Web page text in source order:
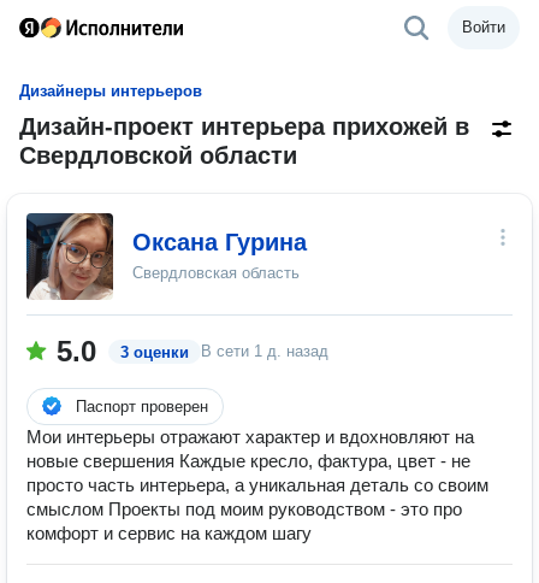
Войти
Дизайнеры интерьеров
Дизайн-проект интерьера прихожей в
Свердловской области
Оксана Гурина
Свердловская область
5.0 3 оценки В сети 1 д. назад
Паспорт проверен
Мои интерьеры отражают характер и вдохновляют на
новые свершения Каждые кресло, фактура, цвет - не
просто часть интерьера, а уникальная деталь со своим
смыслом Проекты под моим руководством - это про
комфорт и сервис на каждом шагу